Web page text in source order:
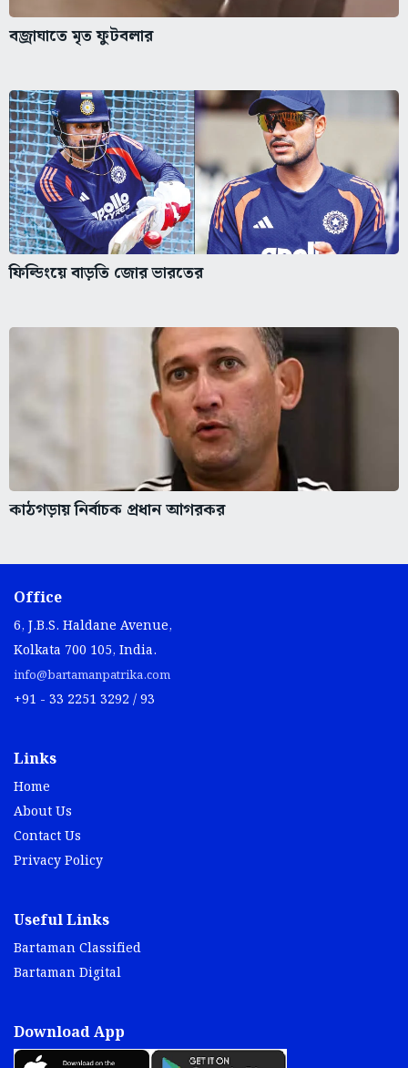
বজ্রাঘাতে মৃত ফুটবলার
ফিল্ডিংয়ে বাড়তি জোর ভারতের
কাঠগড়ায় নির্বাচক প্রধান আগরকর
Office
6, J.B.S. Haldane Avenue,
Kolkata 700 105, India.
info@bartamanpatrika.com
+91 - 33 2251 3292 / 93
Links
Home
About Us
Contact Us
Privacy Policy
Useful Links
Bartaman Classified
Bartaman Digital
Download App